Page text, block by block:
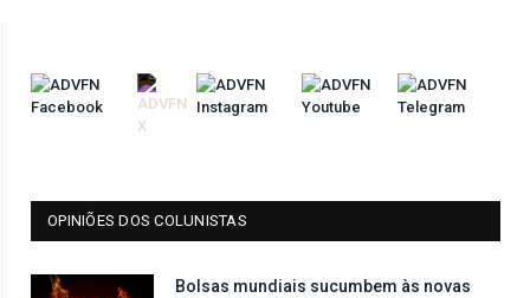
OPINIÕES DOS COLUNISTAS
Bolsas mundiais sucumbem às novas